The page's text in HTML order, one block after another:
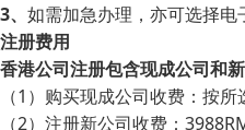
3、 如需加急办理，亦可选择
注册费用
香港公司注册包含现成公司和
（1）购买现成公司收费：按
（2）注册新公司收费：